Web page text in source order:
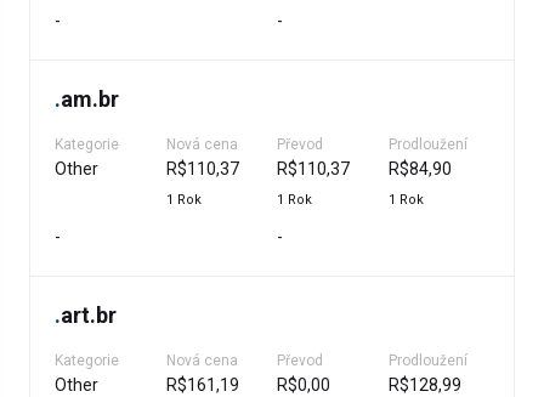
- -
.am.br
Kategorie
Other
Nová cena
R$110,37
1 Rok
Převod
R$110,37
1 Rok
Prodloužení
R$84,90
1 Rok
- -
.art.br
Kategorie
Other
Nová cena
R$161,19
Převod
R$0,00
Prodloužení
R$128,99